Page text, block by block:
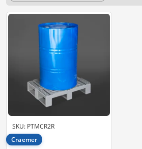
SKU: PTMCR2R
Craemer